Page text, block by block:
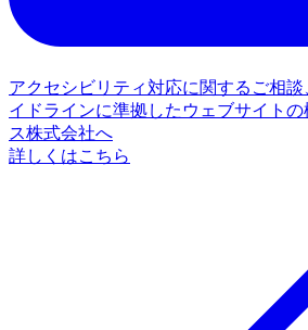
アクセシビリティ対応に関するご相
イドラインに準拠したウェブサイト
ス株式会社へ
詳しくはこちら